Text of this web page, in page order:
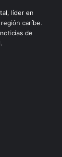
líder en
caríbe.
de